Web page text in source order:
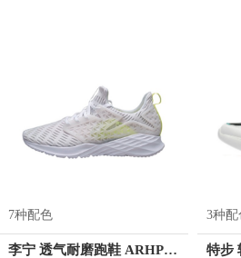
7种配色
李宁 透气耐磨跑鞋 ARHP039
3种配